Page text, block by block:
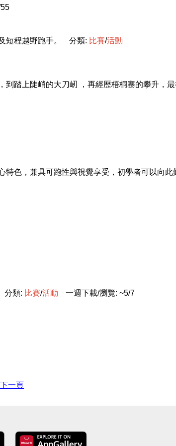
程越野跑手。 分類: 比賽/活動
踏上陡峭的大刀屻 ，再經歷梧桐寨的攀升，
特色，兼具可跑性與視覺享受，初學者可以向此
分類: 比賽/活動 一週下載/瀏覽: ~5/7
下一頁